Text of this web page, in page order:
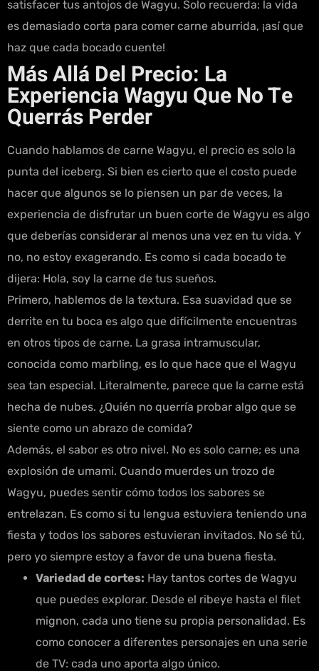
satisfacer tus antojos de Wagyu. Solo recuerda: la vida
es demasiado corta para comer carne aburrida, ¡así que
haz que cada bocado cuente!
Más Allá Del Precio: La
Experiencia Wagyu Que No Te
Querrás Perder
Cuando hablamos de carne Wagyu, el precio es solo la
punta del iceberg. Si bien es cierto que el costo puede
hacer que algunos se lo piensen un par de veces, la
experiencia de disfrutar un buen corte de Wagyu es algo
que deberías considerar al menos una vez en tu vida. Y
no, no estoy exagerando. Es como si cada bocado te
dijera: Hola, soy la carne de tus sueños.
Primero, hablemos de la textura. Esa suavidad que se
derrite en tu boca es algo que difícilmente encuentras
en otros tipos de carne. La grasa intramuscular,
conocida como marbling, es lo que hace que el Wagyu
sea tan especial. Literalmente, parece que la carne está
hecha de nubes. ¿Quién no querría probar algo que se
siente como un abrazo de comida?
Además, el sabor es otro nivel. No es solo carne; es una
explosión de umami. Cuando muerdes un trozo de
Wagyu, puedes sentir cómo todos los sabores se
entrelazan. Es como si tu lengua estuviera teniendo una
fiesta y todos los sabores estuvieran invitados. No sé tú,
pero yo siempre estoy a favor de una buena fiesta.
Variedad de cortes: Hay tantos cortes de Wagyu
que puedes explorar. Desde el ribeye hasta el filet
mignon, cada uno tiene su propia personalidad. Es
como conocer a diferentes personajes en una serie
de TV: cada uno aporta algo único.